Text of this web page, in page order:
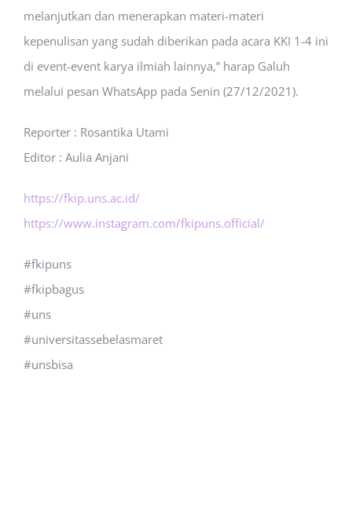
melanjutkan dan menerapkan materi-materi
kepenulisan yang sudah diberikan pada acara KKI 1-4 ini
di event-event karya ilmiah lainnya,” harap Galuh
melalui pesan WhatsApp pada Senin (27/12/2021).
Reporter : Rosantika Utami
Editor : Aulia Anjani
https://fkip.uns.ac.id/
https://www.instagram.com/fkipuns.official/
#fkipuns
#fkipbagus
#uns
#universitassebelasmaret
#unsbisa